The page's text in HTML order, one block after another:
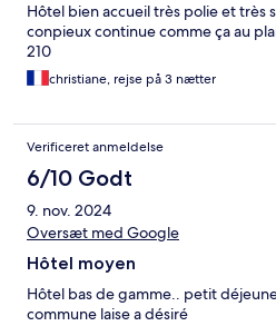
Hôtel bien accueil très polie et très
conpieux continue comme ça au
210
christiane, rejse på 3 nætter
Verificeret anmeldelse
6/10 Godt
9. nov. 2024
Oversæt med Google
Hôtel moyen
Hôtel bas de gamme.. petit
commune laise a désiré